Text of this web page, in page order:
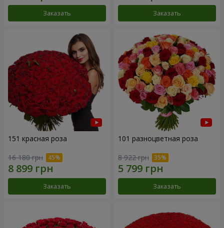
Заказать Заказать
151 красная роза
16 180 грн
Заказать
101 разноцветная роза
8 922 грн
Заказать